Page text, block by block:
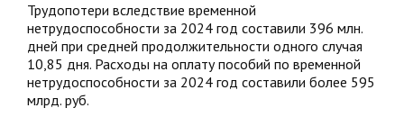
Трудопотери вследствие временной
нетрудоспособности за 2024 год составили 396 млн.
дней при средней продолжительности одного случая
10,85 дня. Расходы на оплату пособий по временной
нетрудоспособности за 2024 год составили более 595
млрд. руб.